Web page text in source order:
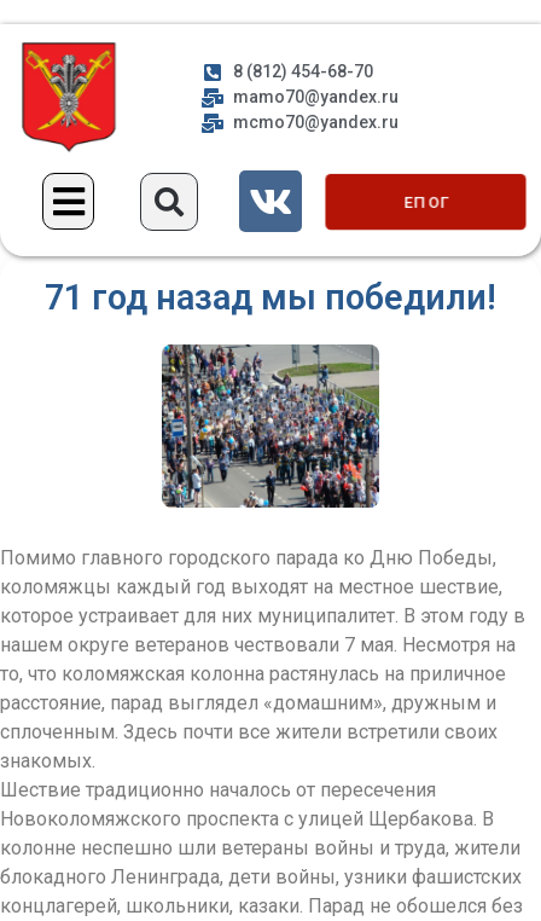
8 (812) 454-68-70
mamo70@yandex.ru
mcmo70@yandex.ru
ЕП ОГ
71 год назад мы победили!
Помимо главного городского парада ко Дню Победы,
коломяжцы каждый год выходят на местное шествие,
которое устраивает для них муниципалитет. В этом году в
нашем округе ветеранов чествовали 7 мая. Несмотря на
то, что коломяжская колонна растянулась на приличное
расстояние, парад выглядел «домашним», дружным и
сплоченным. Здесь почти все жители встретили своих
знакомых.
Шествие традиционно началось от пересечения
Новоколомяжского проспекта с улицей Щербакова. В
колонне неспешно шли ветераны войны и труда, жители
блокадного Ленинграда, дети войны, узники фашистских
концлагерей, школьники, казаки. Парад не обошелся без